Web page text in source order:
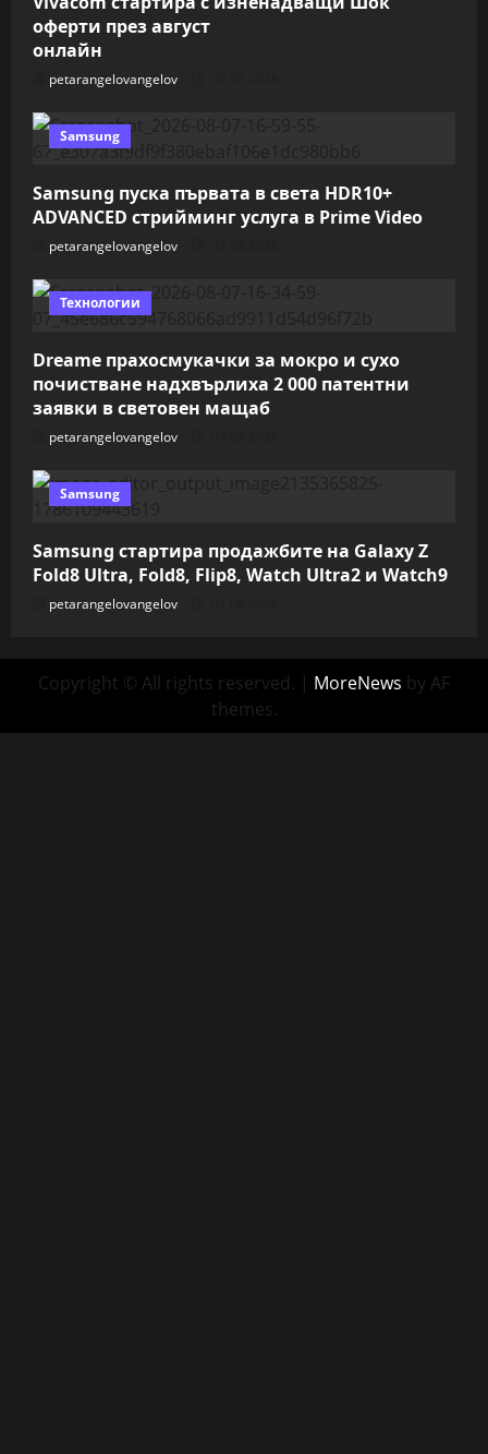
оферти през август
онлайн
petarangelovangelov
Samsung
Samsung пуска първата в света HDR10+
ADVANCED стрийминг услуга в Prime Video
petarangelovangelov
Технологии
Dreame прахосмукачки за мокро и сухо
почистване надхвърлиха 2 000 патентни
заявки в световен мащаб
petarangelovangelov
Samsung
Samsung стартира продажбите на Galaxy Z
Fold8 Ultra, Fold8, Flip8, Watch Ultra2 и Watch9
petarangelovangelov
Copyright © All rights reserved. | MoreNews by AF
themes.